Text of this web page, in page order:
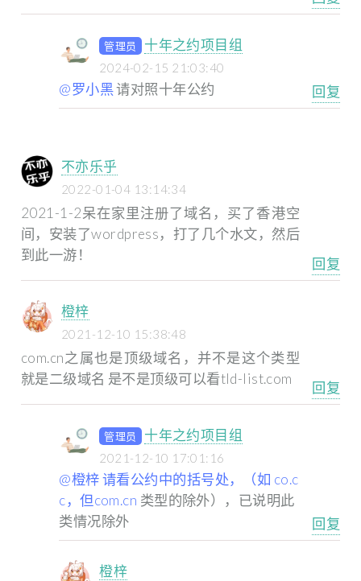
管理员 十年之约项目组
2024-02-15 21:03:40
@罗小黑请对照十年公约 回复
不亦乐乎
2022-01-04 13:14:34
2021-1-2呆在家里注册了域名，买了香港空
间，安装了wordpress，打了几个水文，然后
到此一游！
回复
橙梓
2021-12-10 15:38:48
com.cn之属也是顶级域名，并不是这个类型
就是二级域名 是不是顶级可以看tld-list.com
回复
管理员 十年之约项目组
2021-12-10 17:01:16
@橙梓 请看公约中的括号处，（如 co.c
c，但com.cn 类型的除外），已说明此
类情况除外
回复
橙梓